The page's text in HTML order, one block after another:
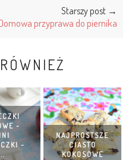
Starszy post →
przyprawa do piernika
-
-
NAJPROSTSZE
CIASTO
KOKOSOWE